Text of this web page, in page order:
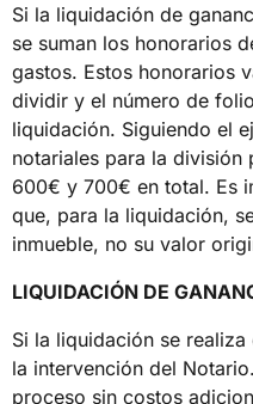
Si la liquidación de
se suman los honorarios
gastos. Estos honorarios
dividir y el número de
liquidación. Siguiendo el
notariales para la división
600€ y 700€ en total. Es
que, para la liquidación,
inmueble, no su valor
LIQUIDACIÓN DE
Si la liquidación se
la intervención del
proceso sin costos